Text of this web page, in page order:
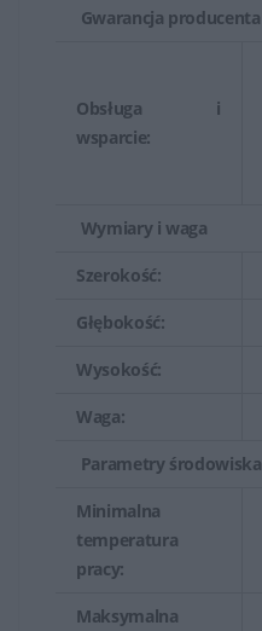
Gwarancja producenta
Obsługa i
wsparcie:
Wymiary i waga
Szerokość:
Głębokość:
Wysokość:
Waga:
Parametry środowiska
Minimalna
temperatura
pracy:
Maksymalna